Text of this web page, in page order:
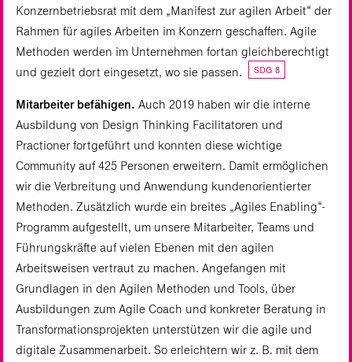
Konzernbetriebsrat mit dem „Manifest zur agilen Arbeit“ der
Rahmen für agiles Arbeiten im Konzern geschaffen. Agile
Methoden werden im Unternehmen fortan gleichberechtigt
und gezielt dort eingesetzt, wo sie passen.
SDG 8
Mitarbeiter befähigen. Auch 2019 haben wir die interne
Ausbildung von Design Thinking Facilitatoren und
Practioner fortgeführt und konnten diese wichtige
Community auf 425 Personen erweitern. Damit ermöglichen
wir die Verbreitung und Anwendung kundenorientierter
Methoden. Zusätzlich wurde ein breites „Agiles Enabling“-
Programm aufgestellt, um unsere Mitarbeiter, Teams und
Führungskräfte auf vielen Ebenen mit den agilen
Arbeitsweisen vertraut zu machen. Angefangen mit
Grundlagen in den Agilen Methoden und Tools, über
Ausbildungen zum Agile Coach und konkreter Beratung in
Transformationsprojekten unterstützen wir die agile und
digitale Zusammenarbeit. So erleichtern wir z. B. mit dem